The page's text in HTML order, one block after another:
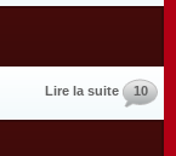
Lire la suite 10